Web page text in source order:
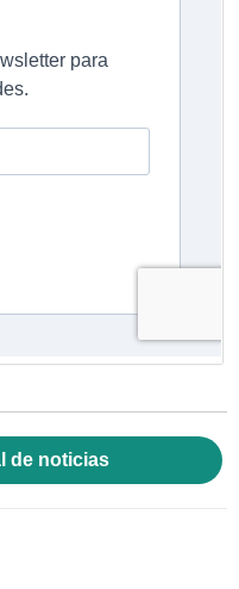
de noticias